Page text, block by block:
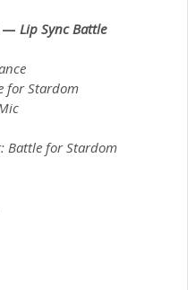
— Lip Sync Battle
for Stardom
Battle for Stardom